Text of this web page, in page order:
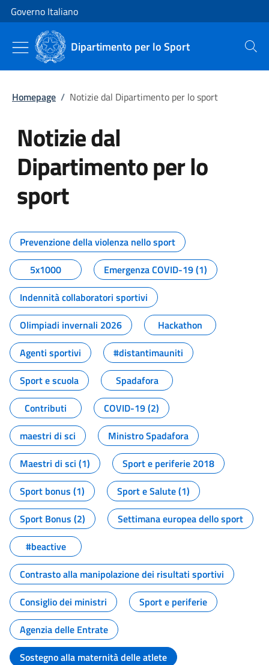
Vai al contenuto
Vai alla navigazione del sito
Governo Italiano
Dipartimento per lo Sport Cerca
Homepage / Notizie dal Dipartimento per lo sport
Notizie dal
Dipartimento per lo
sport
Tutti i contenuti della pagina
Prevenzione della violenza nello sport
5x1000
Emergenza COVID-19 (1)
Indennità collaboratori sportivi
Olimpiadi invernali 2026
Hackathon
Agenti sportivi
#distantimauniti
Sport e scuola
Spadafora
Contributi
COVID-19 (2)
maestri di sci
Ministro Spadafora
Maestri di sci (1)
Sport e periferie 2018
Sport bonus (1)
Sport e Salute (1)
Sport Bonus (2)
Settimana europea dello sport
#beactive
Contrasto alla manipolazione dei risultati sportivi
Consiglio dei ministri
Sport e periferie
Agenzia delle Entrate
Sostegno alla maternità delle atlete